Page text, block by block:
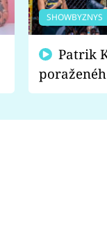
SHOWBYZNYS
fanoušci